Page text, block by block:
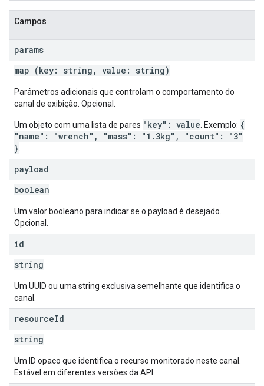
Campos
params
map (key: string, value: string)
Parâmetros adicionais que controlam o comportamento do
canal de exibição. Opcional.
Um objeto com uma lista de pares "key": value . Exemplo: {
"name": "wrench", "mass": "1.3kg", "count": "3"
}
payload
boolean
Um valor booleano para indicar se o payload é desejado.
Opcional.
id
string
Um UUID ou uma string exclusiva semelhante que identifica o
canal.
resourceId
string
Um ID opaco que identifica o recurso monitorado neste canal.
Estável em diferentes versões da API.